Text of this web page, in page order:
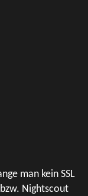
man kein SSL
Nightscout